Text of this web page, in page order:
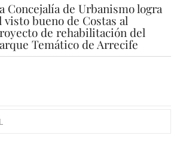
Concejalía de Urbanismo logra
visto bueno de Costas al
de rehabilitación del
Temático de Arrecife